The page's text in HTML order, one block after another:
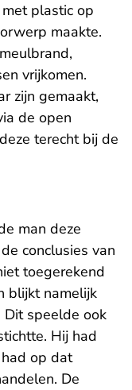
plastic op
maakte.
vrijkomen.
zijn gemaakt,
de open
terecht bij de
man deze
conclusies van
toegerekend
blijkt namelijk
Dit speelde ook
Hij had
op dat
De